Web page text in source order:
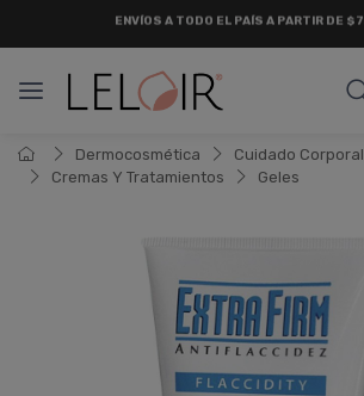
Dermocosmética
Cuidado Corporal
Cremas Y Tratamientos
Geles